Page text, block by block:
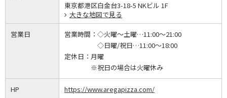
東京都港区白金台3-18-5 NKビル 1F
大きな地図で見る
営業日 営業時間： ◇火曜～土曜…11:00～21:00
◇日曜/祝日…11:00～18:00
定休日： 月曜
※祝日の場合は火曜休み
HP https://www.aregapizza.com/